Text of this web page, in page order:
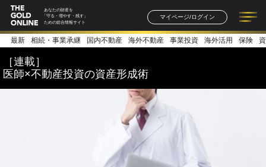
あなたの財産を
「守る・増やす・残す」
ための総合情報サイト
マイページ/ログイン
記事一覧 連載一覧
著者一覧 書籍一覧
最新 相続・事業承継 国内不動産 海外不動産 事業投資 海外活用 保険
［連載］
医師×不動産投資の資産形成術